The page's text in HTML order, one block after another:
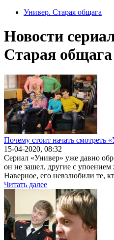
Универ. Старая общага
Новости
Старая общага
Почему стоит начать смотреть
15-04-2020, 08:32
Сериал «Универ» уже давно
он не зашел, другие с
Наверное, его невзлюбили те,
Читать далее